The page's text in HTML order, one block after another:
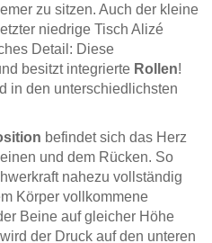
zu sitzen. Auch der kleine
niedrige Tisch Alizé
Detail: Diese
besitzt integrierte Rollen!
in den unterschiedlichsten
befindet sich das Herz
und dem Rücken. So
nahezu vollständig
Körper vollkommene
Beine auf gleicher Höhe
der Druck auf den unteren